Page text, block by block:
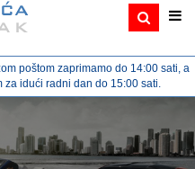
poštom zaprimamo do 14:00 sati, a
idući radni dan do 15:00 sati.